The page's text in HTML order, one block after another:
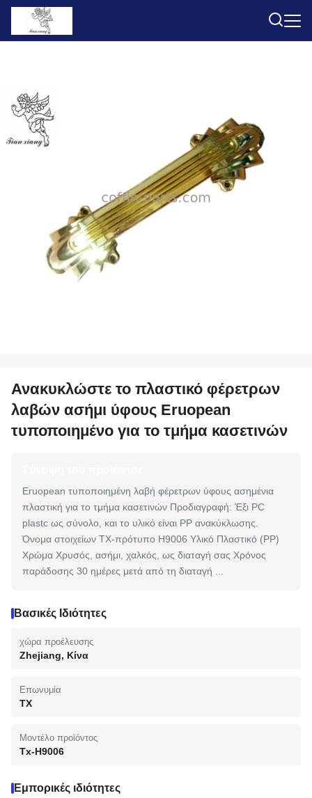
Ανακυκλώστε το πλαστικό φέρετρων
λαβών ασήμι ύφους Eruopean
τυποποιημένο για το τμήμα κασετινών
Eruopean τυποποιημένη λαβή φέρετρων ύφους ασημένια
πλαστική για το τμήμα κασετινών Προδιαγραφή: Έξι PC
plastc ως σύνολο, και το υλικό είναι PP ανακύκλωσης.
Όνομα στοιχείων TX-πρότυπο H9006 Υλικό Πλαστικό (PP)
Χρώμα Χρυσός, ασήμι, χαλκός, ως διαταγή σας Χρόνος
παράδοσης 30 ημέρες μετά από τη διαταγή ...
Βασικές Ιδιότητες
χώρα προέλευσης
Zhejiang, Κίνα
Επωνυμία
TX
Μοντέλο προϊόντος
Tx-H9006
Εμπορικές ιδιότητες